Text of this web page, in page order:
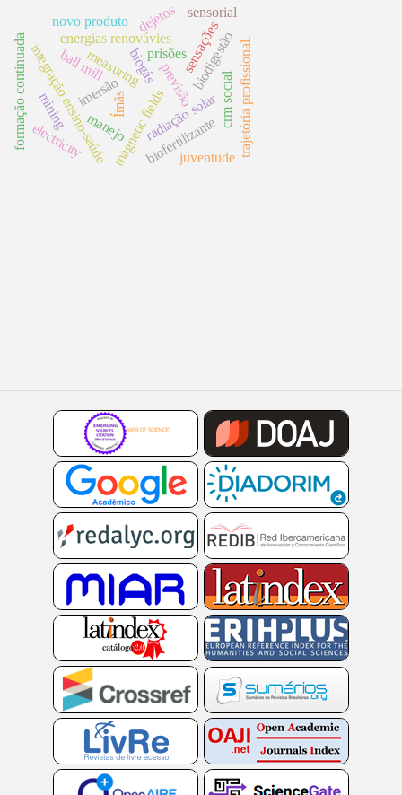
integração ensino-saúde biogás
measuring
magnetic fields
sensações
imersão radiação solar
energias renovávies
previsão crm social
biodigestão
biofertilizante
dejetos
juventude trajetória profissional.
Ímãs
formação continuadaelectricity
novo produto
sensorial
prisões
mining
ball mill
manejo